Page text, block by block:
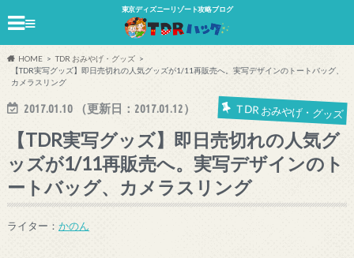
東京ディズニーリゾート攻略ブログ
≡
HOME
TDR おみやげ・グッズ
【TDR実写グッズ】即日売切れの人気グッズが1/11再販売へ。実写デザインのトートバッグ、
カメラスリング
2017.01.10 （更新日： 2017.01.12） TDR おみやげ・グッズ
【TDR実写グッズ】即日売切れの人気グ
ッズが1/11再販売へ。実写デザインのト
ートバッグ、カメラスリング
ライター： かのん